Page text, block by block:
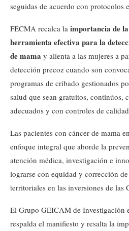
seguidas de acuerdo con protocolos
FECMA recalca la importancia de
herramienta efectiva para la
de mama y alienta a las mujeres a
detección precoz cuando son
programas de cribado gestionados
salud que sean gratuitos, continúos,
adecuados y con controles de
Las pacientes con cáncer de mama
enfoque integral que aborde la
atención médica, investigación e
lograrse con equidad y corrección
territoriales en las inversiones de las
El Grupo GEICAM de Investigación
respalda el manifiesto y resalta la